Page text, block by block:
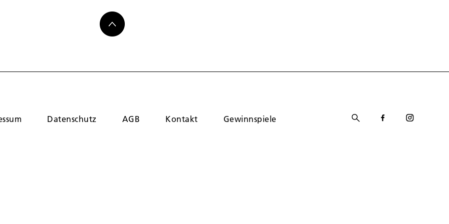
Datenschutz AGB Kontakt Gewinnspiele